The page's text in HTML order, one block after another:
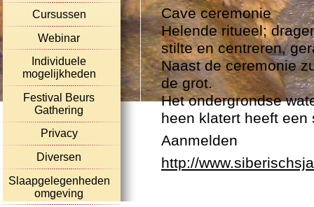
Cursussen
Webinar
Individuele
mogelijkheden
Festival Beurs
Gathering
Privacy
Diversen
Slaapgelegenheden
omgeving
Cave ceremonie
Helende ritueel;
stilte en centreren,
Naast de ceremonie
de grot.
Het ondergrondse
heen klatert heeft
Aanmelden
http://